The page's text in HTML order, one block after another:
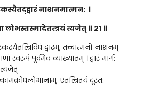
नाशनमात्मन: ।
लोभस्तस्मादेतत्त्रयं त्यजेत् ॥ २१ ॥
द्वारम्, तच्चात्मनो नाशनम्
स्वरूपं पूर्वमेव व्याख्यातम् । द्वारं मार्ग:
त्यजेत्
एतत्त्रितयं दूरत: